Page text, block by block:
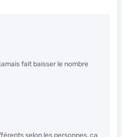
fait baisser le nombre